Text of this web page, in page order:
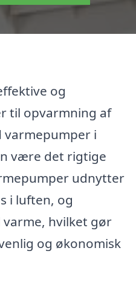
og
til opvarmning af
varmepumper i
være det rigtige
udnytter
i luften, og
hvilket gør
og økonomisk